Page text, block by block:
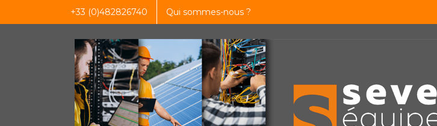
+33 (0)482826740 Qui sommes-nous ?